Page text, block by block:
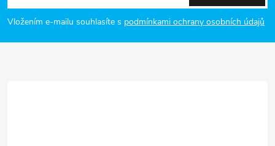
p
a
Vložením e-mailu souhlasíte s podmínkami ochrany osobních údajů